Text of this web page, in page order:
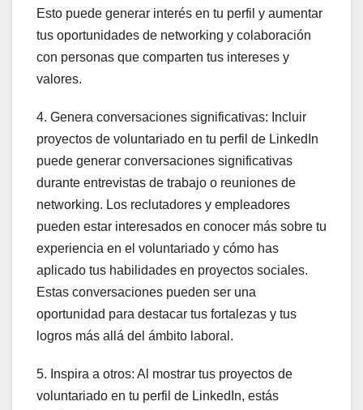
Esto puede generar interés en tu perfil y aumentar
tus oportunidades de networking y colaboración
con personas que comparten tus intereses y
valores.
4. Genera conversaciones significativas: Incluir
proyectos de voluntariado en tu perfil de LinkedIn
puede generar conversaciones significativas
durante entrevistas de trabajo o reuniones de
networking. Los reclutadores y empleadores
pueden estar interesados en conocer más sobre tu
experiencia en el voluntariado y cómo has
aplicado tus habilidades en proyectos sociales.
Estas conversaciones pueden ser una
oportunidad para destacar tus fortalezas y tus
logros más allá del ámbito laboral.
5. Inspira a otros: Al mostrar tus proyectos de
voluntariado en tu perfil de LinkedIn, estás